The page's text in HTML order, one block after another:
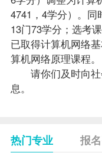
4741，4学分）。
13门73学分；选考
已取得计算机网络
算机网络原理课程。
请你们及时向社
息。
热门专业 报